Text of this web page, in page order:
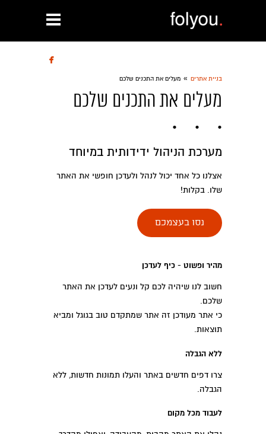

בניית אתרים » מעלים את התכנים שלכם
מעלים את התכנים שלכם
מערכת הניהול ידידותית במיוחד
אצלנו כל אחד יכול לנהל ולעדכן חופשי את האתר
שלו. בקלות!
נסו בעצמכם
מהיר ופשוט - כיף לעדכן
חשוב לנו שיהיה לכם קל ונעים לעדכן את האתר
שלכם.
כי אתר מעודכן זה אתר שמתקדם טוב בגוגל ומביא
תוצאות.
ללא הגבלה
צרו דפים חדשים באתר והעלו תמונות חדשות, ללא
הגבלה.
לעבוד מכל מקום